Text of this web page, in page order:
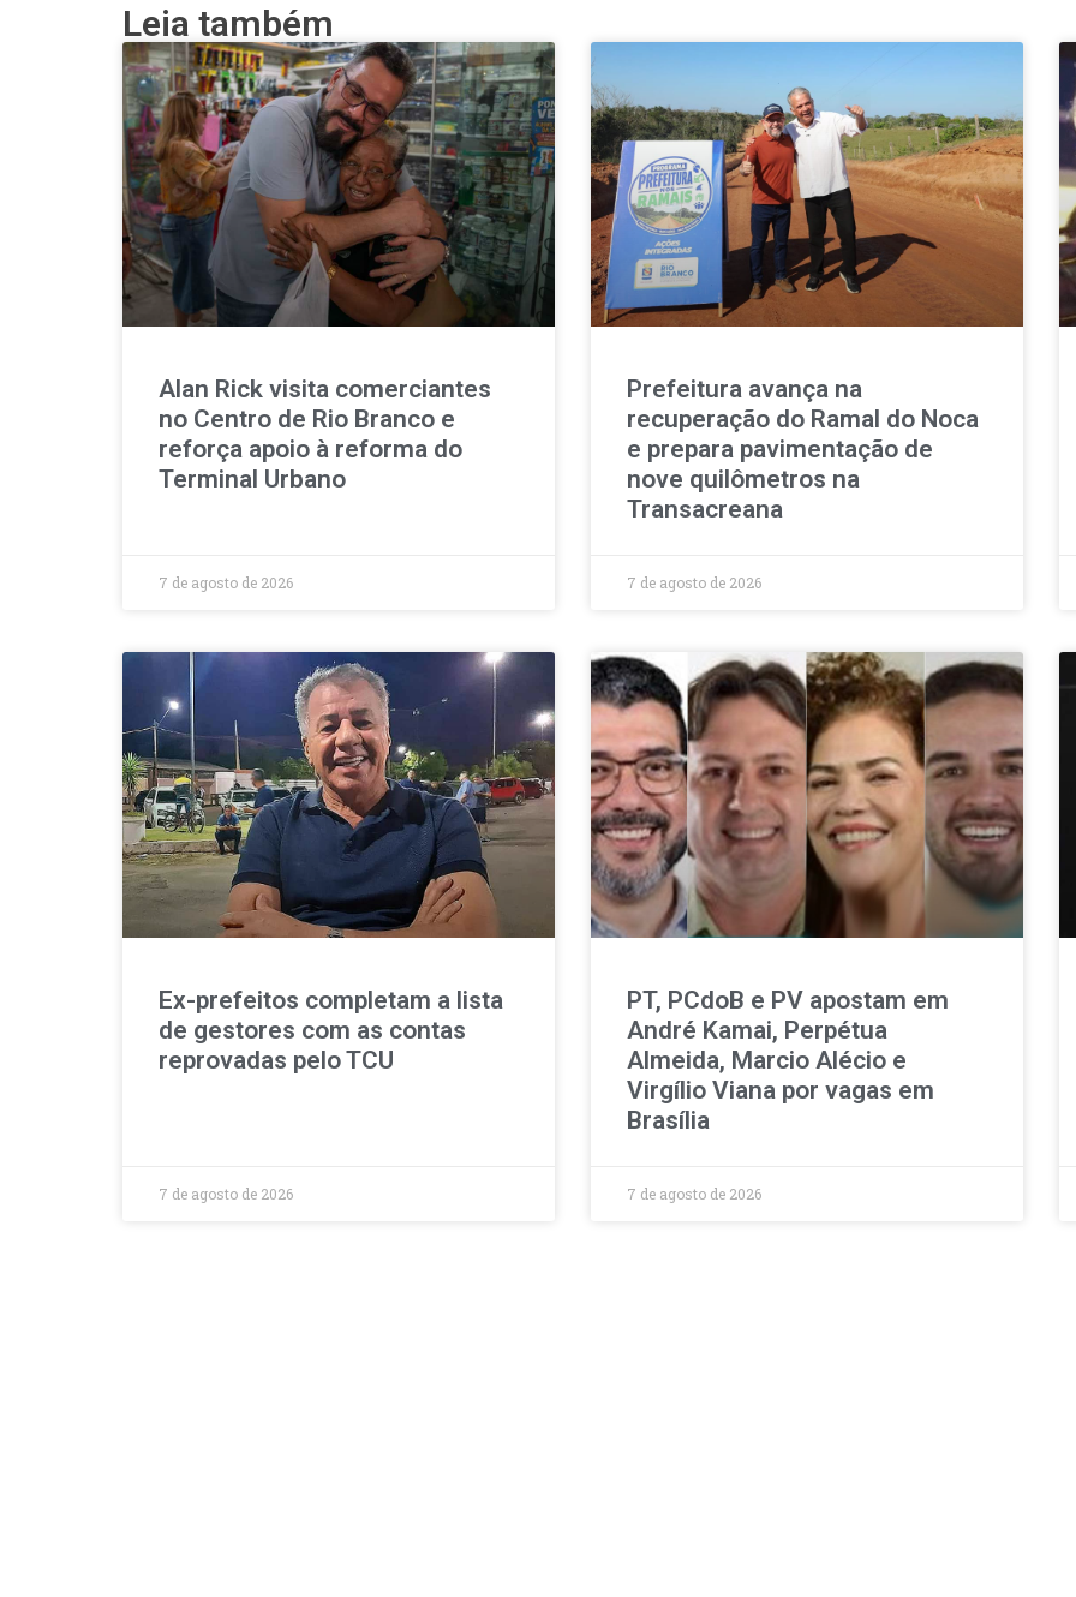
Leia também
Alan Rick visita comerciantes
no Centro de Rio Branco e
reforça apoio à reforma do
Terminal Urbano
7 de agosto de 2026
Prefeitura avança na
recuperação do Ramal do Noca
e prepara pavimentação de
nove quilômetros na
Transacreana
7 de agosto de 2026
Ex-prefeitos completam a lista
de gestores com as contas
reprovadas pelo TCU
7 de agosto de 2026
PT, PCdoB e PV apostam em
André Kamai, Perpétua
Almeida, Marcio Alécio e
Virgílio Viana por vagas em
Brasília
7 de agosto de 2026